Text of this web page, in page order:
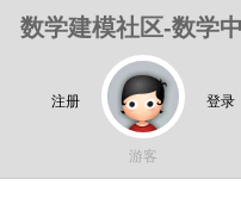
数学建模社区-数学
注册 登录
游客